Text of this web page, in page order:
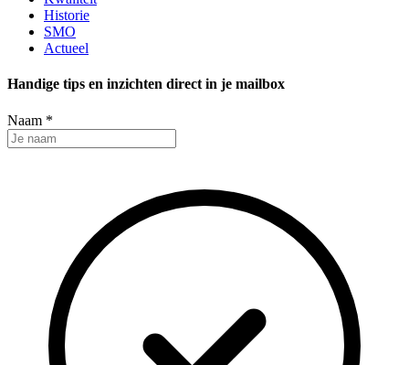
Historie
SMO
Actueel
Handige tips en inzichten direct in je mailbox
Naam *